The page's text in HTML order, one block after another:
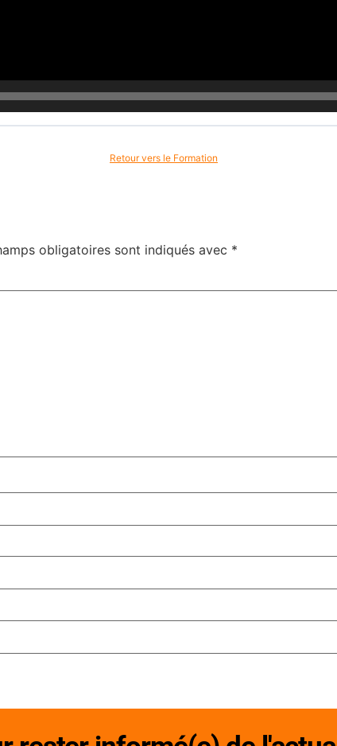
Retour vers le Formation
obligatoires sont indiqués avec *